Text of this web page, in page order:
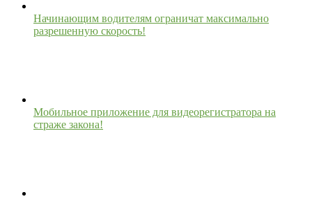
Начинающим водителям ограничат максимально
разрешенную скорость!
Мобильное приложение для видеорегистратора на
страже закона!